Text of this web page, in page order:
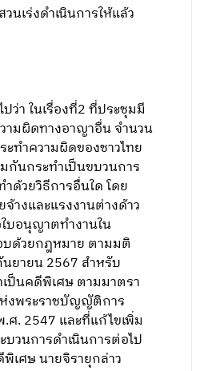
เร่งดำเนินการให้แล้ว
ว่า ในเรื่องที่2 ที่ประชุมมี
ามผิดทางอาญาอื่น จำนวน
ทำความผิดของชาวไทย
กันกระทำเป็นขบวนการ
ด้วยวิธีการอื่นใด โดย
จ้างและแรงงานต่างด้าว
บอนุญาตทำงานใน
บด้วยกฎหมาย ตามมติ
ยายน 2567 สำหรับ
ป็นคดีพิเศษ ตามมาตรา
งพระราชบัญญัติการ
. 2547 และที่แก้ไขเพิ่ม
บวนการดำเนินการต่อไป
เศษ นายจิรายุกล่าว